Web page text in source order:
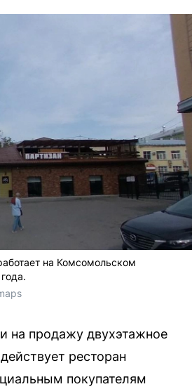
на Комсомольском
на продажу двухэтажное
ресторан
покупателям